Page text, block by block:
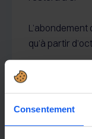
Consentement
qu’à partir
Toute l'actualité